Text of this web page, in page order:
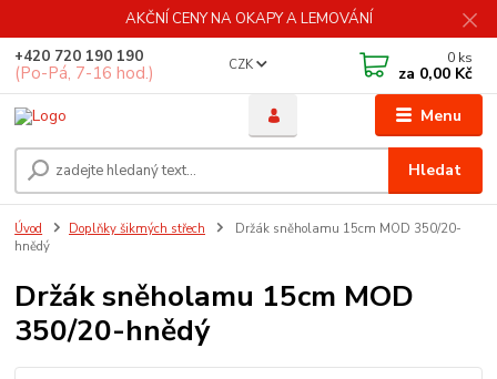
AKČNÍ CENY NA OKAPY A LEMOVÁNÍ
Menu
CZK
Hledat
+420 720 190 190
(Po-Pá, 7-16 hod.)
0 ks
za 0,00 Kč
Úvod Doplňky šikmých střech
Držák sněholamu 15cm MOD 350/20-
hnědý
Držák sněholamu 15cm MOD
350/20-hnědý